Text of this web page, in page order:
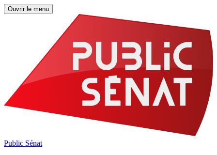
Ouvrir le menu
Public Sénat